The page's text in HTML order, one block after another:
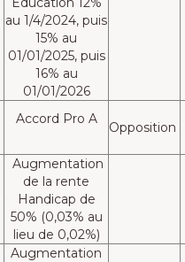
au 1/4/2024, puis
15% au
01/01/2025, puis
16% au
01/01/2026
Accord Pro A
Opposition
Augmentation
de la rente
Handicap de
50% (0,03% au
lieu de 0,02%)
Augmentation